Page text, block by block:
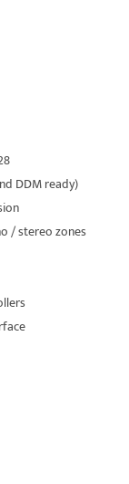
DDM ready)
/ stereo zones